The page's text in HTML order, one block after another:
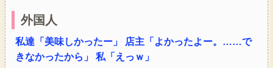
外国人
私達「美味しかったー」 店主「よかったよー。……で
きなかったから」 私「えっｗ」